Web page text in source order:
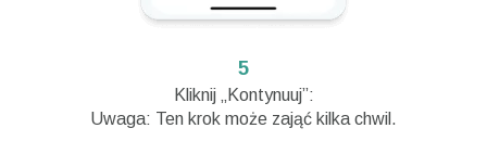
5
Kliknij „Kontynuuj”:
Uwaga: Ten krok może zająć kilka chwil.